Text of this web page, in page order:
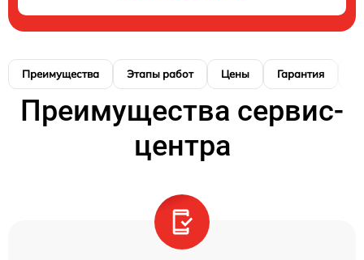
Преимущества Этапы работ Цены Гарантия
Преимущества сервис-
центра